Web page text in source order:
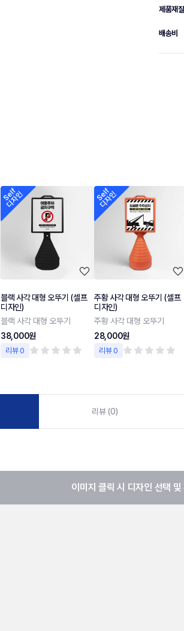
제품재질
배송비
블랙 사각 대형 오뚜기 (셀프
디자인)
블랙 사각 대형 오뚜기
38,000원
리뷰 0
주황 사각 대형 오뚜기 (셀프
디자인)
주황 사각 대형 오뚜기
28,000원
리뷰 0
리뷰 (0)
이미지 클릭 시 디자인 선택